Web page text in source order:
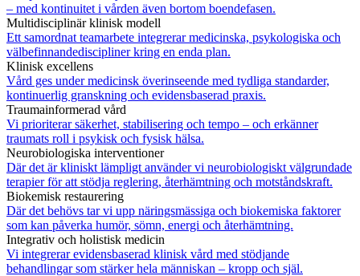
– med kontinuitet i vården även bortom boendefasen.
Multidisciplinär klinisk modell
Ett samordnat teamarbete integrerar medicinska, psykologiska och
välbefinnandediscipliner kring en enda plan.
Klinisk excellens
Vård ges under medicinsk överinseende med tydliga standarder,
kontinuerlig granskning och evidensbaserad praxis.
Traumainformerad vård
Vi prioriterar säkerhet, stabilisering och tempo – och erkänner
traumats roll i psykisk och fysisk hälsa.
Neurobiologiska interventioner
Där det är kliniskt lämpligt använder vi neurobiologiskt välgrundade
terapier för att stödja reglering, återhämtning och motståndskraft.
Biokemisk restaurering
Där det behövs tar vi upp näringsmässiga och biokemiska faktorer
som kan påverka humör, sömn, energi och återhämtning.
Integrativ och holistisk medicin
Vi integrerar evidensbaserad klinisk vård med stödjande
behandlingar som stärker hela människan – kropp och själ.